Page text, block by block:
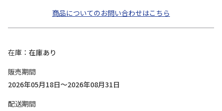
商品についてのお問い合わせはこちら
在庫
在庫あり
販売期間
2026年05月18日～2026年08月31日
配送期間